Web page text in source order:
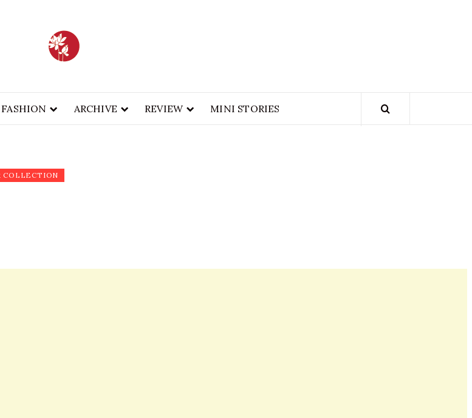
FASHION ARCHIVE REVIEW MINI STORIES
COLLECTION